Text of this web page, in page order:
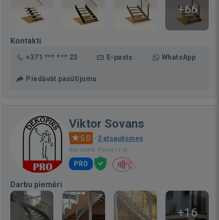
+66
Kontakti
+371 *** *** 23 E-pasts WhatsApp
Piedāvāt pasūtījumu
Viktor Sovans
5.0 · 3 atsauksmes
Bija vietnē: Pirms 17 st.
PRO
Darbu piemēri
+16